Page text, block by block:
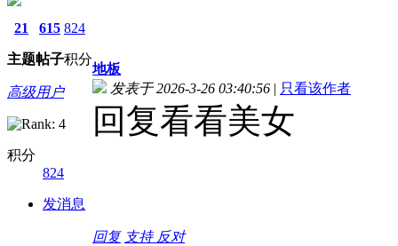
21
主题
615
帖子
824
积分
高级用户
积分
824
发消息
地板
发表于 2026-3-26 03:40:56 | 只看该作者
回复看看美女
回复 支持 反对